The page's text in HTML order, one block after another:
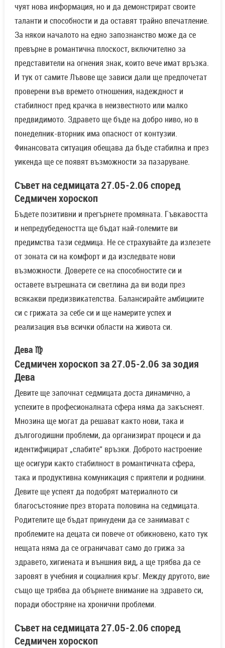
чуят нова информация, но и да демонстрират своите
таланти и способности и да оставят трайно впечатление.
За някои началото на едно запознанство може да се
превърне в романтична плоскост, включително за
представители на огнения знак, които вече имат връзка.
И тук от самите Лъвове ще зависи дали ще предпочетат
проверени във времето отношения, надеждност и
стабилност пред крачка в неизвестното или малко
предвидимото. Здравето ще бъде на добро ниво, но в
понеделник-вторник има опасност от контузии.
Финансовата ситуация обещава да бъде стабилна и през
уикенда ще се появят възможности за пазаруване.
Съвет на седмицата 27.05-2.06 според
Седмичен хороскоп
Бъдете позитивни и прегърнете промяната. Гъвкавостта
и непредубедеността ще бъдат най-големите ви
предимства тази седмица. Не се страхувайте да излезете
от зоната си на комфорт и да изследвате нови
възможности. Доверете се на способностите си и
оставете вътрешната си светлина да ви води през
всякакви предизвикателства. Балансирайте амбициите
си с грижата за себе си и ще намерите успех и
реализация във всички области на живота си.
Дева ♍
Седмичен хороскоп за 27.05-2.06 за зодия
Дева
Девите ще започнат седмицата доста динамично, а
успехите в професионалната сфера няма да закъснеят.
Мнозина ще могат да решават както нови, така и
дългогодишни проблеми, да организират процеси и да
идентифицират „слабите“ връзки. Доброто настроение
ще осигури както стабилност в романтичната сфера,
така и продуктивна комуникация с приятели и роднини.
Девите ще успеят да подобрят материалното си
благосъстояние през втората половина на седмицата.
Родителите ще бъдат принудени да се занимават с
проблемите на децата си повече от обикновено, като тук
нещата няма да се ограничават само до грижа за
здравето, хигиената и външния вид, а ще трябва да се
заровят в учебния и социалния кръг. Между другото, вие
също ще трябва да обърнете внимание на здравето си,
поради обостряне на хронични проблеми.
Съвет на седмицата 27.05-2.06 според
Седмичен хороскоп